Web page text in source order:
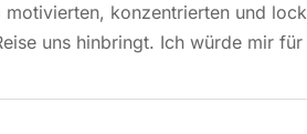
konzentrierten und
uns hinbringt. Ich würde mir